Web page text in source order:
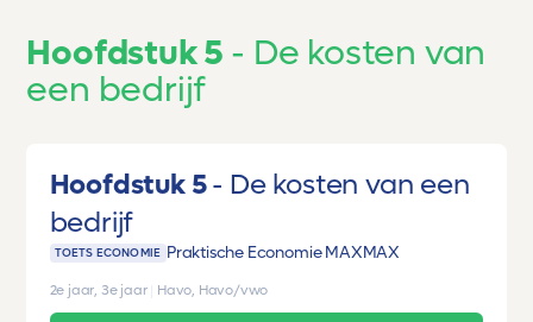
Hoofdstuk 5
De kosten van
een bedrijf
Hoofdstuk 5
De kosten van een
bedrijf
TOETS ECONOMIE Praktische Economie MAXMAX
2e jaar, 3e jaar Havo, Havo/vwo